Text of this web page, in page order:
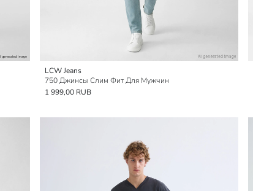
LCW Jeans
750 Джинсы Слим Фит Для Мужчин
1 999,00 RUB